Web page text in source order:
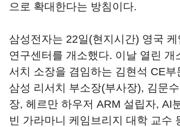
으로 확대한다는 방침이다.
삼성전자는 22일(현지시간) 영국
연구센터를 개소했다. 이날 열린 개
서치 소장을 겸임하는 김현석 CE
삼성 리서치 부소장(부사장), 김문
장, 헤르만 하우저 ARM 설립자, AI
빈 가라마니 케임브리지 대학 교수